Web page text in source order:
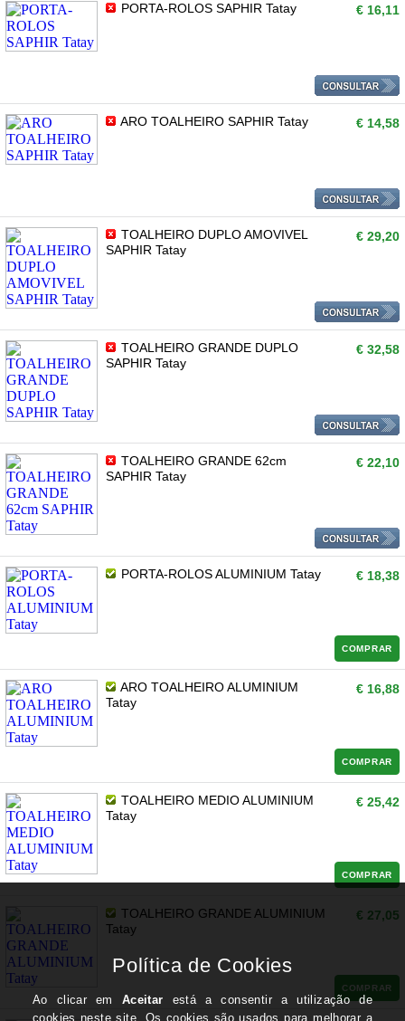
PORTA-ROLOS SAPHIR Tatay € 16,11
ARO TOALHEIRO SAPHIR Tatay € 14,58
TOALHEIRO DUPLO AMOVIVEL
SAPHIR Tatay
€ 29,20
TOALHEIRO GRANDE DUPLO
SAPHIR Tatay
€ 32,58
TOALHEIRO GRANDE 62cm
SAPHIR Tatay
€ 22,10
PORTA-ROLOS ALUMINIUM Tatay € 18,38
COMPRAR
ARO TOALHEIRO ALUMINIUM
Tatay
€ 16,88
COMPRAR
TOALHEIRO MEDIO ALUMINIUM
Tatay
€ 25,42
COMPRAR
TOALHEIRO GRANDE ALUMINIUM
Tatay
€ 27,05
COMPRAR